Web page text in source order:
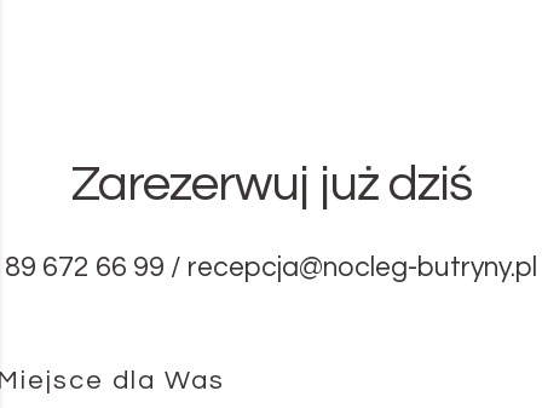
Zarezerwuj już dziś
89 672 66 99 / recepcja@nocleg-butryny.pl
dla Was